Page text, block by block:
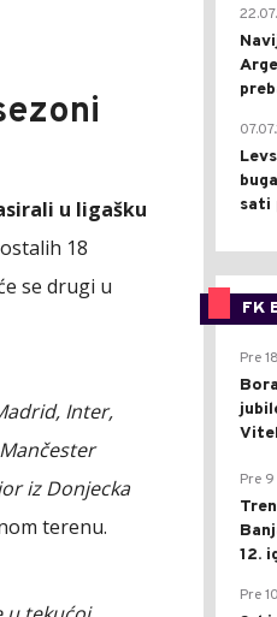
u ligašku
18
se drugi u
Inter,
iz Donjecka
terenu.
sati
FK
Pre
Pre 9
12.
Pre